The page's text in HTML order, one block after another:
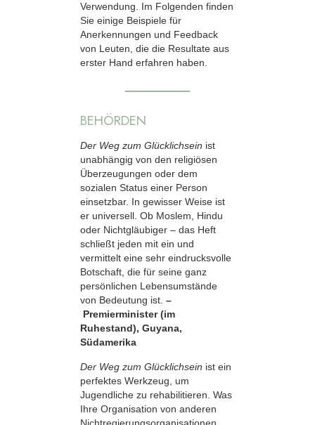
Verwendung. Im Folgenden finden
Sie einige Beispiele für
Anerkennungen und Feedback
von Leuten, die die Resultate aus
erster Hand erfahren haben.
BEHÖRDEN
Der Weg zum Glücklichsein ist
unabhängig von den religiösen
Überzeugungen oder dem
sozialen Status einer Person
einsetzbar. In gewisser Weise ist
er universell. Ob Moslem, Hindu
oder Nichtgläubiger – das Heft
schließt jeden mit ein und
vermittelt eine sehr eindrucksvolle
Botschaft, die für seine ganz
persönlichen Lebensumstände
von Bedeutung ist. –
Premierminister (im
Ruhestand), Guyana,
Südamerika
Der Weg zum Glücklichsein ist ein
perfektes Werkzeug, um
Jugendliche zu rehabilitieren. Was
Ihre Organisation von anderen